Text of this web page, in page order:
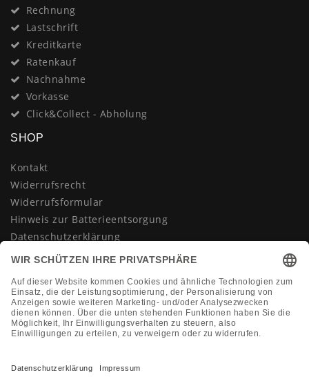
Rechnung
Lastschrift
Kreditkarte
Ratenkauf
Nachnahme
Vorkasse
Click&Collect - Abholung
SHOP
Kontakt
Widerrufsrecht
Widerrufsformular
Hinweis zur Batterieentsorgung
Datenschutzerklärung
AGB
Vertrag widerrufen
KONTAKT